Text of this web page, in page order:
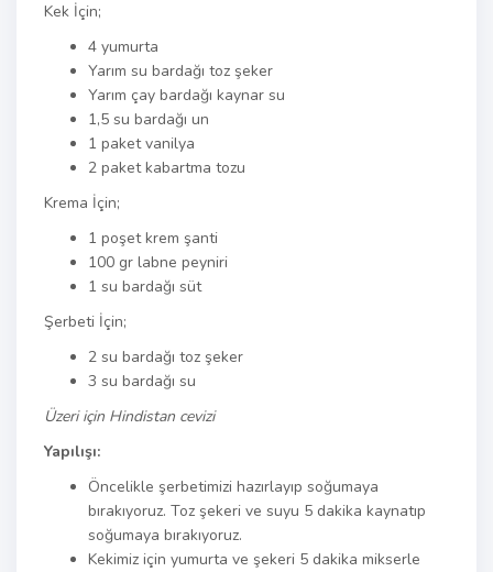
Kek İçin;
4 yumurta
Yarım su bardağı toz şeker
Yarım çay bardağı kaynar su
1,5 su bardağı un
1 paket vanilya
2 paket kabartma tozu
Krema İçin;
1 poşet krem şanti
100 gr labne peyniri
1 su bardağı süt
Şerbeti İçin;
2 su bardağı toz şeker
3 su bardağı su
Üzeri için Hindistan cevizi
Yapılışı:
Öncelikle şerbetimizi hazırlayıp soğumaya
bırakıyoruz. Toz şekeri ve suyu 5 dakika kaynatıp
soğumaya bırakıyoruz.
Kekimiz için yumurta ve şekeri 5 dakika mikserle